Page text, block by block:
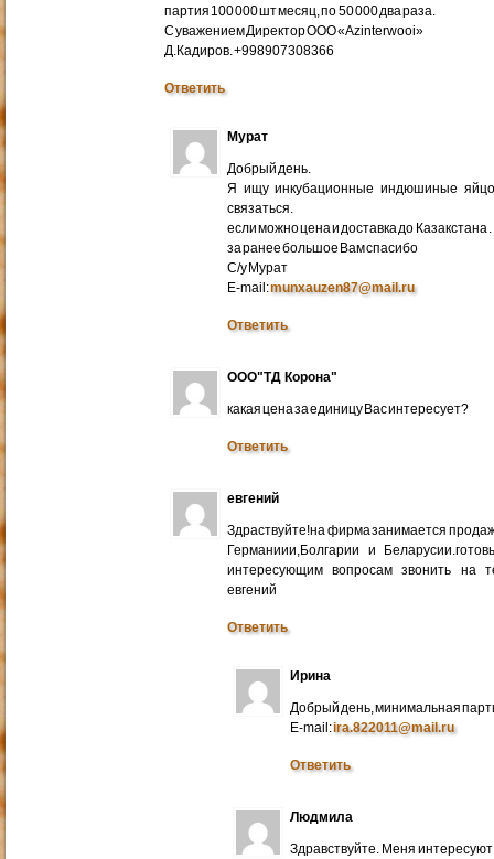
партия 100 000 шт месяц, по 50 000 два раза.
С уважением Директор ООО «Azinterwooi»
Д.Кадиров. +998907308366
Ответить
Мурат
Добрый день.
Я ищу инкубационные индюшиные
связаться.
если можно цена и доставка до Казакстана .
за ранее большое Вам спасибо
С/у Мурат
E-mail:munxauzen87@mail.ru
Ответить
ООО"ТД Корона"
какая цена за единицу Вас интересует?
Ответить
евгений
Здраствуйте!на фирма занимается
Германиии,Болгарии и
интересующим вопросам звонить на
евгений
Ответить
Ирина
Добрый день, минимальная
E-mail:ira.822011@mail.ru
Ответить
Людмила
Здравствуйте. Меня